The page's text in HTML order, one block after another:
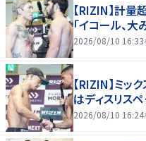
【RIZIN】計
「イコール、
2026/08/10 16:33
【RIZIN】ミッ
はディスリスペ
2026/08/10 16:24